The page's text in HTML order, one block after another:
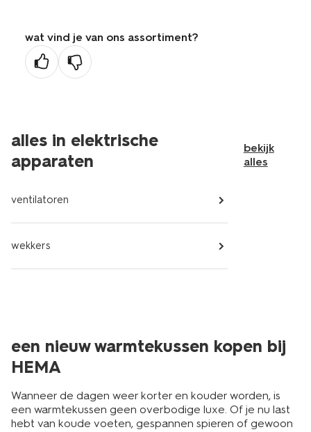
wat vind je van ons assortiment?
alles in elektrische
apparaten
bekijk
alles
ventilatoren
wekkers
een nieuw warmtekussen kopen bij
HEMA
Wanneer de dagen weer korter en kouder worden, is
een warmtekussen geen overbodige luxe. Of je nu last
hebt van koude voeten, gespannen spieren of gewoon